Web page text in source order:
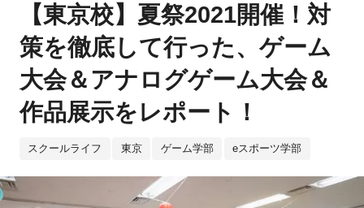
【東京校】夏祭2021開催！対
策を徹底して行った、ゲーム
大会＆アナログゲーム大会＆
作品展示をレポート！
スクールライフ 東京 ゲーム学部 eスポーツ学部